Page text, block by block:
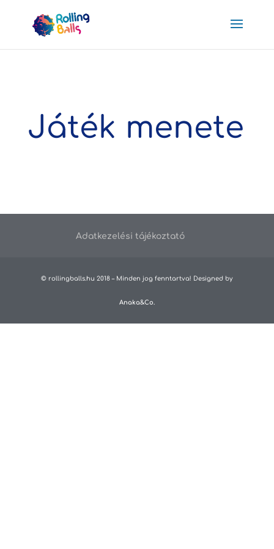
Játék menete
Adatkezelési tájékoztató
© rollingballs.hu 2018 – Minden jog fenntartva! Designed by
Anaka&Co.